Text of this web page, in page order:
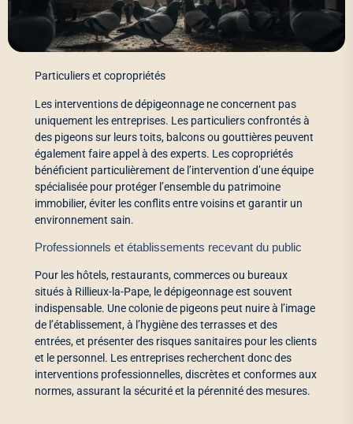
Particuliers et copropriétés
Les interventions de dépigeonnage ne concernent pas
uniquement les entreprises. Les particuliers confrontés à
des pigeons sur leurs toits, balcons ou gouttières peuvent
également faire appel à des experts. Les copropriétés
bénéficient particulièrement de l’intervention d’une équipe
spécialisée pour protéger l’ensemble du patrimoine
immobilier, éviter les conflits entre voisins et garantir un
environnement sain.
Professionnels et établissements recevant du public
Pour les hôtels, restaurants, commerces ou bureaux
situés à Rillieux-la-Pape, le dépigeonnage est souvent
indispensable. Une colonie de pigeons peut nuire à l’image
de l’établissement, à l’hygiène des terrasses et des
entrées, et présenter des risques sanitaires pour les clients
et le personnel. Les entreprises recherchent donc des
interventions professionnelles, discrètes et conformes aux
normes, assurant la sécurité et la pérennité des mesures.